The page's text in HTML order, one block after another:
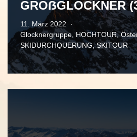
GROẞGLOCKNER
11. März 2022
Glocknergruppe, HOCHTOUR,
SKIDURCHQUERUNG,SKITOUR